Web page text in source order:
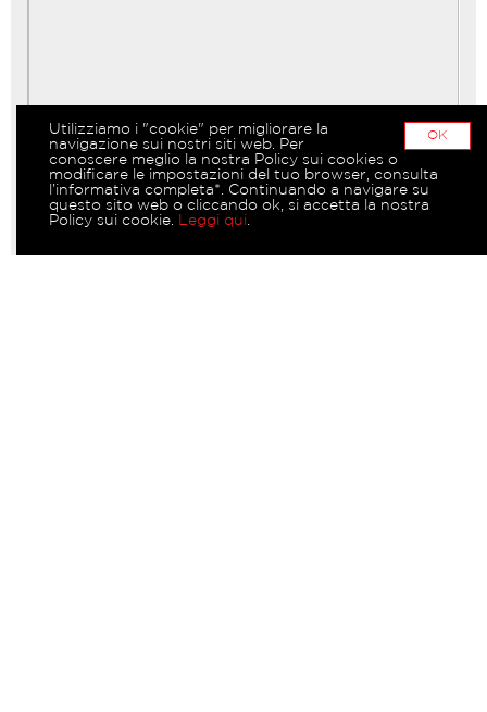
OK
Utilizziamo i "cookie" per migliorare la
navigazione sui nostri siti web. Per
conoscere meglio la nostra Policy sui cookies o
modificare le impostazioni del tuo browser, consulta
l’informativa completa*. Continuando a navigare su
questo sito web o cliccando ok, si accetta la nostra
Policy sui cookie.
Leggi qui